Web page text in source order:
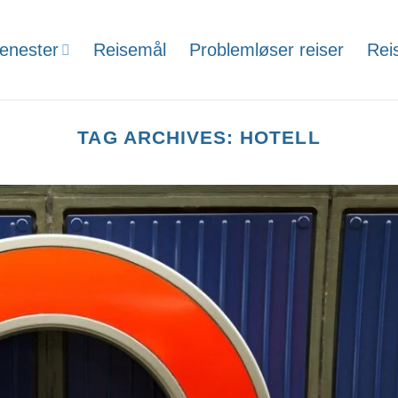
Reisemål Problemløser reiser
TAG ARCHIVES: HOTELL